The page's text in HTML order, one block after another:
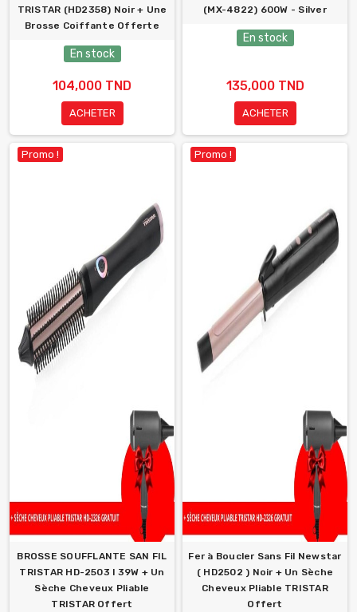
TRISTAR (HD2358) Noir + Une
Brosse Coiffante Offerte
En stock
104,000 TND
ACHETER
(MX-4822) 600W - Silver
En stock
135,000 TND
ACHETER
Promo !
BROSSE SOUFFLANTE SAN FIL
TRISTAR HD-2503 l 39W + Un
Sèche Cheveux Pliable
TRISTAR Offert
Promo !
Fer à Boucler Sans Fil Newstar
( HD2502 ) Noir + Un Sèche
Cheveux Pliable TRISTAR
Offert